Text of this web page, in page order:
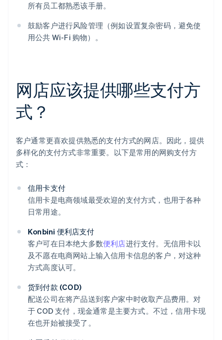
所有员工都熟悉该手册。
鼓励客户进行风险管理（例如设置复杂密码，避免使
用公共 Wi-Fi 购物）。
网店应该提供哪些支付方
式？
客户通常更喜欢提供熟悉的支付方式的网店。因此，提供
多样化的支付方式非常重要。以下是常用的网购支付方
式：
信用卡支付
信用卡是电商领域最受欢迎的支付方式，也用于各种
日常用途。
Konbini 便利店支付
客户可在日本绝大多数便利店进行支付。无信用卡以
及不愿在电商网站上输入信用卡信息的客户，对这种
方式高度认可。
货到付款 (COD)
配送公司在将产品送到客户家中时收取产品费用。对
于 COD 支付，现金通常是主要方式。不过，信用卡现
在也开始被接受了。